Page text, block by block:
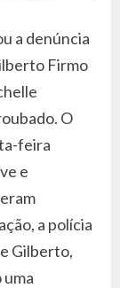
a denúncia
Firmo
O
feira
e
a polícia
Gilberto,